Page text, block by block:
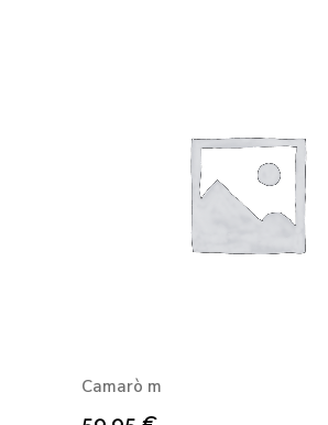
Camarò m